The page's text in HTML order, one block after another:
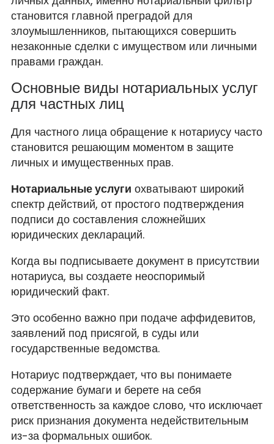
становится главной преградой для
злоумышленников, пытающихся совершить
незаконные сделки с имуществом или личными
правами граждан.
Основные виды нотариальных услуг
для частных лиц
Для частного лица обращение к нотариусу часто
становится решающим моментом в защите
личных и имущественных прав.
Нотариальные услуги охватывают широкий
спектр действий, от простого подтверждения
подписи до составления сложнейших
юридических деклараций.
Когда вы подписываете документ в присутствии
нотариуса, вы создаете неоспоримый
юридический факт.
Это особенно важно при подаче аффидевитов,
заявлений под присягой, в суды или
государственные ведомства.
Нотариус подтверждает, что вы понимаете
содержание бумаги и берете на себя
ответственность за каждое слово, что исключает
риск признания документа недействительным
из-за формальных ошибок.